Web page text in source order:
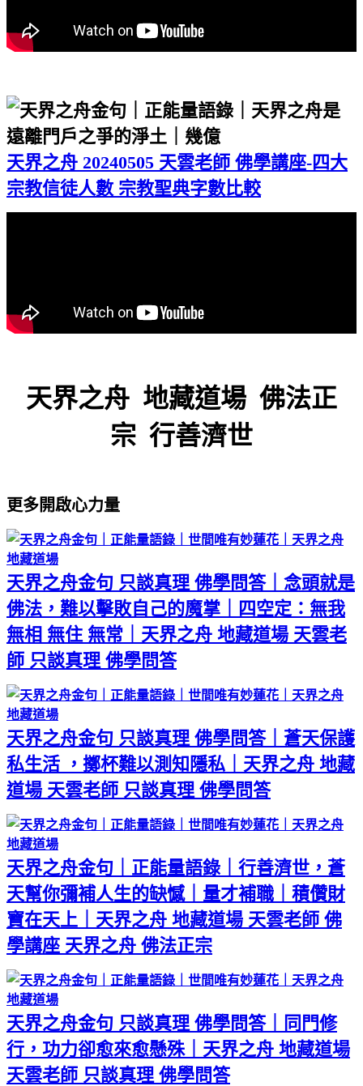
天界之舟 20240505 天雲老師 佛學講座-四大
宗教信徒人數 宗教聖典字數比較
天界之舟 地藏道場 佛法正
宗 行善濟世
更多開啟心力量
天界之舟金句 只談真理 佛學問答｜念頭就是
佛法，難以擊敗自己的魔掌｜四空定：無我
無相 無住 無常｜天界之舟 地藏道場 天雲老
師 只談真理 佛學問答
天界之舟金句 只談真理 佛學問答｜蒼天保護
私生活 ，擲杯難以測知隱私｜天界之舟 地藏
道場 天雲老師 只談真理 佛學問答
天界之舟金句｜正能量語錄｜行善濟世，蒼
天幫你彌補人生的缺憾｜量才補職｜積儹財
寶在天上｜天界之舟 地藏道場 天雲老師 佛
學講座 天界之舟 佛法正宗
天界之舟金句 只談真理 佛學問答｜同門修
行，功力卻愈來愈懸殊｜天界之舟 地藏道場
天雲老師 只談真理 佛學問答